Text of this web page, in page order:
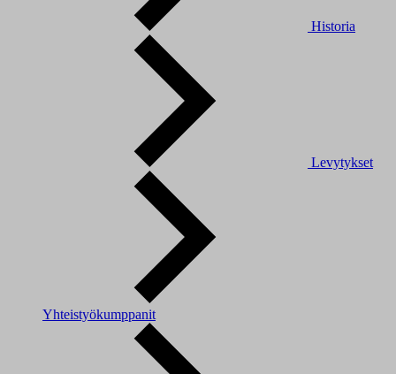
Historia
Levytykset
Yhteistyökumppanit